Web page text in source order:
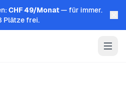
CHF 49/Monat— für immer.
Plätze frei.